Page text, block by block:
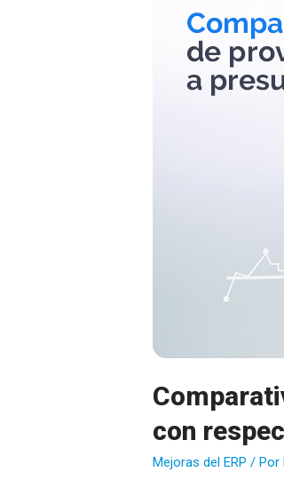
con
Mejoras del ERP / Por